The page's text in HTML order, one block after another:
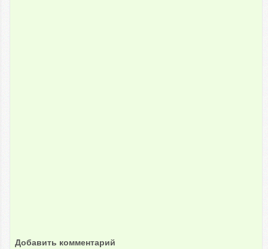
Добавить комментарий